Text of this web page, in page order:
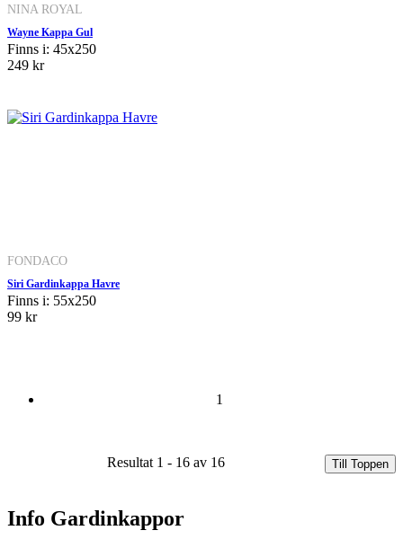
NINA ROYAL
Wayne Kappa Gul
Finns i: 45x250
249 kr
FONDACO
Siri Gardinkappa Havre
Finns i: 55x250
99 kr
1
Resultat 1 - 16 av 16 Till Toppen
Info Gardinkappor